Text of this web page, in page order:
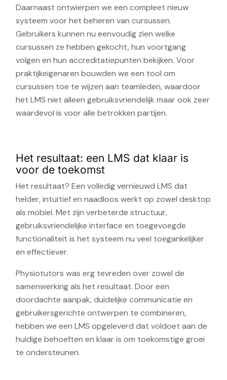
Daarnaast ontwierpen we een compleet nieuw
systeem voor het beheren van cursussen.
Gebruikers kunnen nu eenvoudig zien welke
cursussen ze hebben gekocht, hun voortgang
volgen en hun accreditatiepunten bekijken. Voor
praktijkeigenaren bouwden we een tool om
cursussen toe te wijzen aan teamleden, waardoor
het LMS niet alleen gebruiksvriendelijk maar ook zeer
waardevol is voor alle betrokken partijen.
Het resultaat: een LMS dat klaar is
voor de toekomst
Het resultaat? Een volledig vernieuwd LMS dat
helder, intuïtief en naadloos werkt op zowel desktop
als mobiel. Met zijn verbeterde structuur,
gebruiksvriendelijke interface en toegevoegde
functionaliteit is het systeem nu veel toegankelijker
en effectiever.
Physiotutors was erg tevreden over zowel de
samenwerking als het resultaat. Door een
doordachte aanpak, duidelijke communicatie en
gebruikersgerichte ontwerpen te combineren,
hebben we een LMS opgeleverd dat voldoet aan de
huidige behoeften en klaar is om toekomstige groei
te ondersteunen.